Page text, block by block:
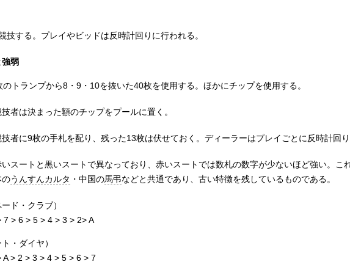
技する。プレイやビッドは反時計回りに行われる。
弱
トランプから8・9・10を抜いた40枚を使用する。ほかにチップを使用する。
者は決まった額のチップをプールに置く。
者に9枚の手札を配り、残った13枚は伏せておく。ディーラーはプレイごとに反時計回り
スートと黒いスートで異なっており、赤いスートでは数札の数字が少ないほど強い。こ
のうんすんカルタ ・中国の馬弔などと共通であり、古い特徴を残しているものである。
ド・クラブ）
7 > 6 > 5 > 4 > 3 > 2> A
・ダイヤ）
A > 2 > 3 > 4 > 5 > 6 > 7